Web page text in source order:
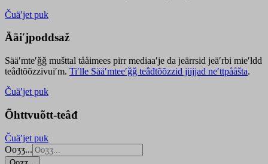
Čuäʹjet puk
Ääiʹjpoddsaž
Sääʹmteʹǧǧ mušttal tååimees pirr mediaaʹje da jeärrsid jeäʹrbi mieʹldd
teâđtõõzzivuiʹm. Tiʹlle Sääʹmteeʹǧǧ teâđtõõzzid jiijjad neʹttpååšta.
Čuäʹjet puk
Õhttvuõtt-teâđ
Čuäʹjet puk
Ooʒʒ...